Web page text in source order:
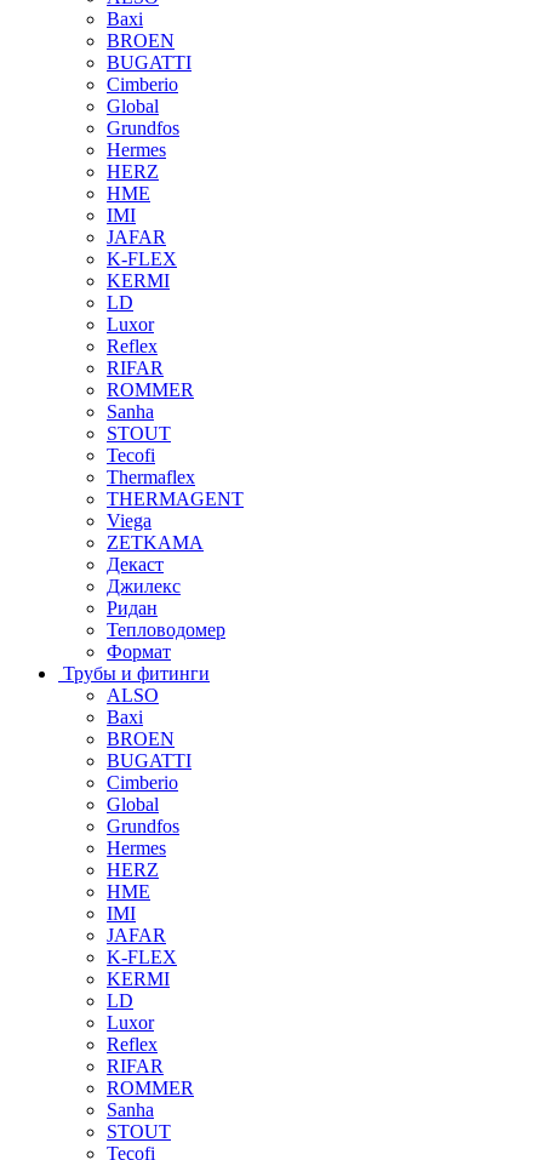
Baxi
BROEN
BUGATTI
Cimberio
Global
Grundfos
Hermes
HERZ
HME
IMI
JAFAR
K-FLEX
KERMI
LD
Luxor
Reflex
RIFAR
ROMMER
Sanha
STOUT
Tecofi
Thermaflex
THERMAGENT
Viega
ZETKAMA
Декаст
Джилекс
Ридан
Тепловодомер
Формат
Трубы и фитинги
ALSO
Baxi
BROEN
BUGATTI
Cimberio
Global
Grundfos
Hermes
HERZ
HME
IMI
JAFAR
K-FLEX
KERMI
LD
Luxor
Reflex
RIFAR
ROMMER
Sanha
STOUT
Tecofi